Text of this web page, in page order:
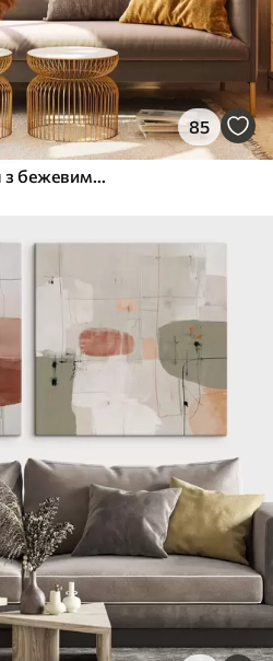
85
Текстуроване малювання з бежевими та білими формами